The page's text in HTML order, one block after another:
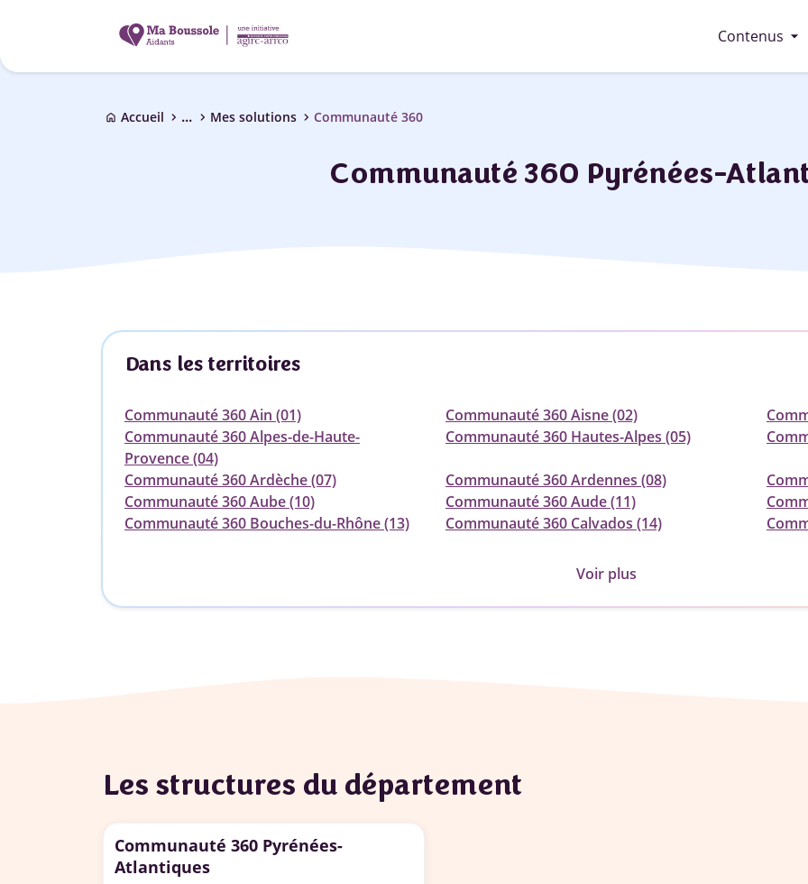
Contenus arrow_drop_down
home Accueil chevron_right ... chevron_right Mes solutions chevron_right Communauté 360
Communauté 360 Pyrénées-
Dans les territoires
Communauté 360 Ain (01) Communauté 360 Aisne (02)
Communauté 360 Alpes-de-Haute-
Provence (04)
Communauté 360 Hautes-Alpes (05)
Communauté 360 Ardèche (07) Communauté 360 Ardennes (08)
Communauté 360 Aube (10)
Communauté 360 Aude (11)
Communauté 360 Bouches-du-Rhône (13)
Communauté 360 Calvados (14)
Voir plus
Les structures du département
Communauté 360 Pyrénées-
Atlantiques